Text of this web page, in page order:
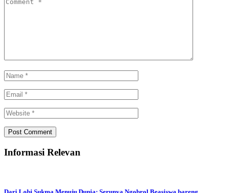
Informasi Relevan